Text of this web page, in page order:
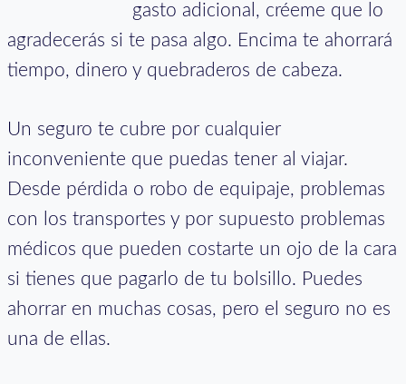
gasto adicional, créeme que lo
agradecerás si te pasa algo. Encima te ahorrará
tiempo, dinero y quebraderos de cabeza.
Un seguro te cubre por cualquier
inconveniente que puedas tener al viajar.
Desde pérdida o robo de equipaje, problemas
con los transportes y por supuesto problemas
médicos que pueden costarte un ojo de la cara
si tienes que pagarlo de tu bolsillo. Puedes
ahorrar en muchas cosas, pero el seguro no es
una de ellas.